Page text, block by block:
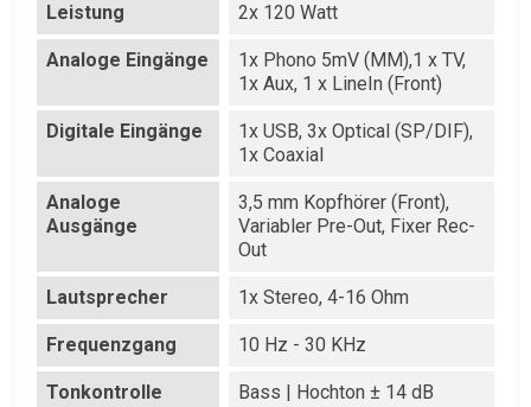
Leistung 2x 120 Watt
Analoge Eingänge
1x Phono 5mV (MM),1 x TV,
1x Aux, 1 x LineIn (Front)
Digitale Eingänge
1x USB, 3x Optical (SP/DIF),
1x Coaxial
Analoge
Ausgänge
3,5 mm Kopfhörer (Front),
Variabler Pre-Out, Fixer Rec-
Out
Lautsprecher 1x Stereo, 4-16 Ohm
Frequenzgang 10 Hz - 30 KHz
Tonkontrolle Bass | Hochton ± 14 dB